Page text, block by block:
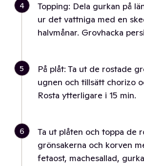
4
Topping: Dela gurkan på
ur det vattniga med en
halvmånar. Grovhacka
5
På plåt: Ta ut de rostade
ugnen och tillsätt chorizo
Rosta ytterligare i 15 min.
6
Ta ut plåten och toppa de
grönsakerna och korven
fetaost, machesallad,